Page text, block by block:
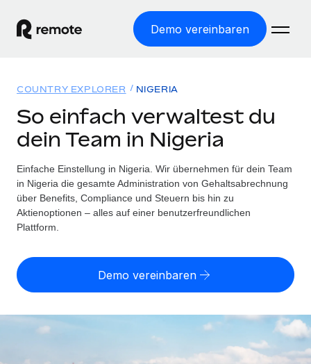
Demo vereinbaren
WELTWEITE BESCHÄFTIGUNG
Globale Payroll
Einfache, rechtssicher Payroll
Employer of Record
Weltweites Wachstum ohne Kosten für Niederlassungen
Contractor of Record
Rechtssichere, weltweite Arbeit mit Freelancer:innen
Globales Onboarding und Verwalten von
Lösungen
WELTWEITE ABDECKUNG
Country Explorer
Länderspezifische Unterstützung bei der Einstellung
Einfache Einstellung in allen US-Bundesstaaten
Ressourcen
TOOLS UND RECHNER
Scheinselbstständigkeitsrisiko berechnen
Personalkostenrechner
Honorarzahlungen berechnen
Preise
Anmelden
COUNTRY EXPLORER NIGERIA
So einfach verwaltest du
dein Team in Nigeria
Einfache Einstellung in Nigeria. Wir übernehmen für dein Team
in Nigeria die gesamte Administration von Gehaltsabrechnung
über Benefits, Compliance und Steuern bis hin zu
Aktienoptionen – alles auf einer benutzerfreundlichen
Plattform.
Demo vereinbaren